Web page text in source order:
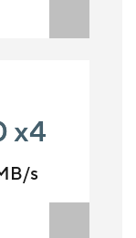
x4
s